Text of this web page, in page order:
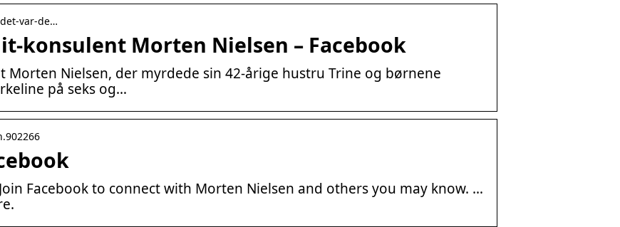
var-de…
konsulent Morten Nielsen – Facebook
Morten Nielsen, der myrdede sin 42-årige hustru Trine og børnene
på seks og…
Facebook to connect with Morten Nielsen and others you may know. …